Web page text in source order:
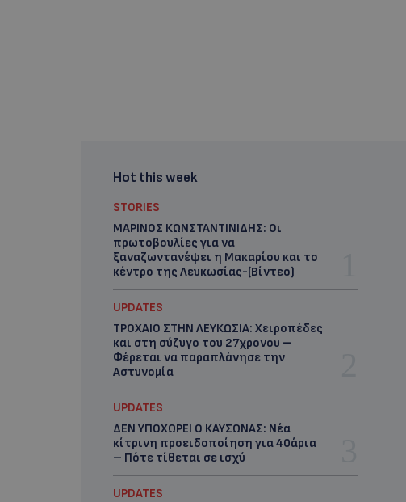
Hot this week
STORIES
ΜΑΡΙΝΟΣ ΚΩΝΣΤΑΝΤΙΝΙΔΗΣ: Οι
πρωτοβουλίες για να
ξαναζωντανέψει η Μακαρίου και το
κέντρο της Λευκωσίας-(Βίντεο)
UPDATES
ΤΡΟΧΑΙΟ ΣΤΗΝ ΛΕΥΚΩΣΙΑ: Χειροπέδες
και στη σύζυγο του 27χρονου –
Φέρεται να παραπλάνησε την
Αστυνομία
UPDATES
ΔΕΝ ΥΠΟΧΩΡΕΙ Ο ΚΑΥΣΩΝΑΣ: Νέα
κίτρινη προειδοποίηση για 40άρια
– Πότε τίθεται σε ισχύ
UPDATES